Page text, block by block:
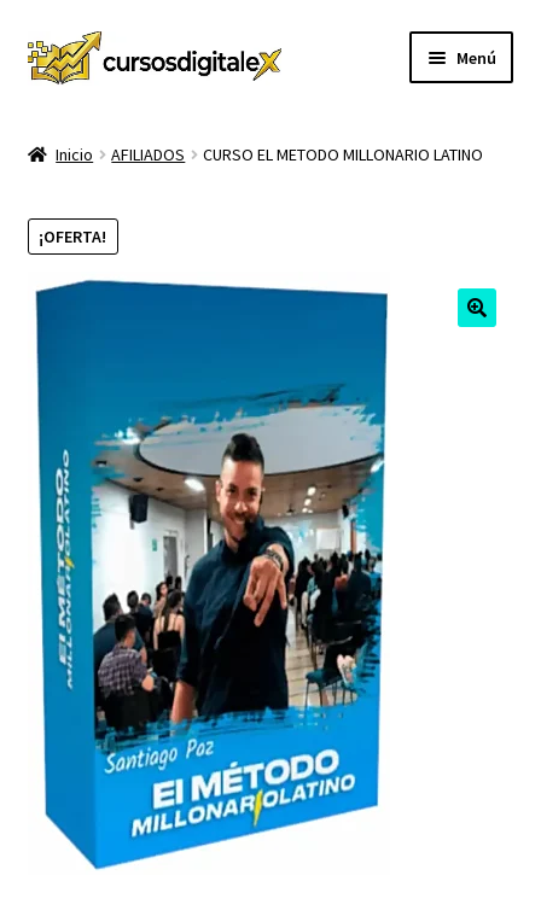
Ir
a
Ir
al
Menú
CURSOS
menú
hijo
MEMBRESIA
CARRITO
CONTACTO
Inicio AFILIADOS CURSO EL METODO MILLONARIO LATINO
¡OFERTA!